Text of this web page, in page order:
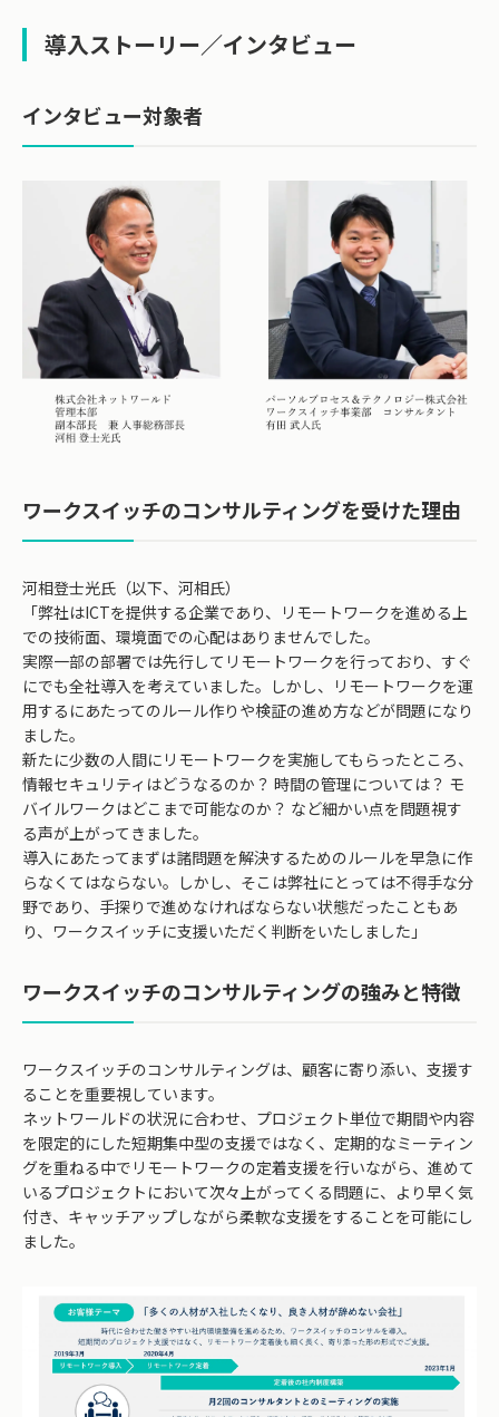
導入ストーリー／インタビュー
インタビュー対象者
ワークスイッチのコンサルティングを受けた理由
河相登士光氏（以下、河相氏）
「弊社はICTを提供する企業であり、リモートワークを進める上
での技術面、環境面での心配はありませんでした。
実際一部の部署では先行してリモートワークを行っており、すぐ
にでも全社導入を考えていました。しかし、リモートワークを運
用するにあたってのルール作りや検証の進め方などが問題になり
ました。
新たに少数の人間にリモートワークを実施してもらったところ、
情報セキュリティはどうなるのか？ 時間の管理については？ モ
バイルワークはどこまで可能なのか？ など細かい点を問題視す
る声が上がってきました。
導入にあたってまずは諸問題を解決するためのルールを早急に作
らなくてはならない。しかし、そこは弊社にとっては不得手な分
野であり、手探りで進めなければならない状態だったこともあ
り、ワークスイッチに支援いただく判断をいたしました」
ワークスイッチのコンサルティングの強みと特徴
ワークスイッチのコンサルティングは、顧客に寄り添い、支援す
ることを重要視しています。
ネットワールドの状況に合わせ、プロジェクト単位で期間や内容
を限定的にした短期集中型の支援ではなく、定期的なミーティン
グを重ねる中でリモートワークの定着支援を行いながら、進めて
いるプロジェクトにおいて次々上がってくる問題に、より早く気
付き、キャッチアップしながら柔軟な支援をすることを可能にし
ました。